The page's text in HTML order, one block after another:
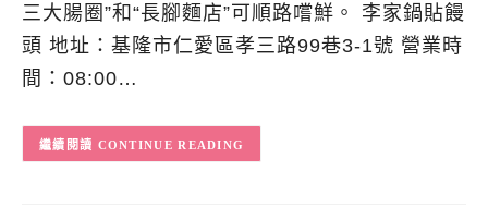
三大腸圈”和“長腳麵店”可順路嚐鮮。 李家鍋貼饅
頭 地址：基隆市仁愛區孝三路99巷3-1號 營業時
間：08:00…
CONTINUE READING